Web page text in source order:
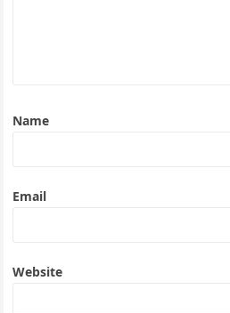
Name
Email
Website